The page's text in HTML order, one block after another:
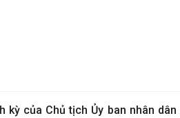
kỳ của Chủ tịch Ủy ban nhân